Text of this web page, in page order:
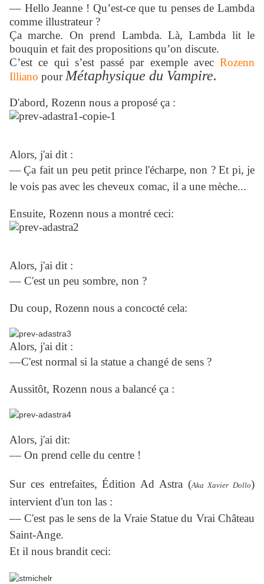
–– Hello Jeanne ! Qu’est-ce que tu penses de Lambda
comme illustrateur ?
Ça marche. On prend Lambda. Là, Lambda lit le
bouquin et fait des propositions qu’on discute.
C’est ce qui s’est passé par exemple avec Rozenn
Illiano pour Métaphysique du Vampire.
D'abord, Rozenn nous a proposé ça :
Alors, j'ai dit :
–– Ça fait un peu petit prince l'écharpe, non ? Et pi, je
le vois pas avec les cheveux comac, il a une mèche...
Ensuite, Rozenn nous a montré ceci:
Alors, j'ai dit :
–– C'est un peu sombre, non ?
Du coup, Rozenn nous a concocté cela:
Alors, j'ai dit :
––C'est normal si la statue a changé de sens ?
Aussitôt, Rozenn nous a balancé ça :
Alors, j'ai dit:
–– On prend celle du centre !
Sur ces entrefaites, Édition Ad Astra (Aka Xavier Dollo)
intervient d'un ton las :
–– C'est pas le sens de la Vraie Statue du Vrai Château
Saint-Ange.
Et il nous brandit ceci: